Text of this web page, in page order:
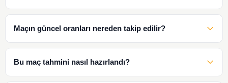
Maçın güncel oranları nereden takip edilir?
Bu maç tahmini nasıl hazırlandı?